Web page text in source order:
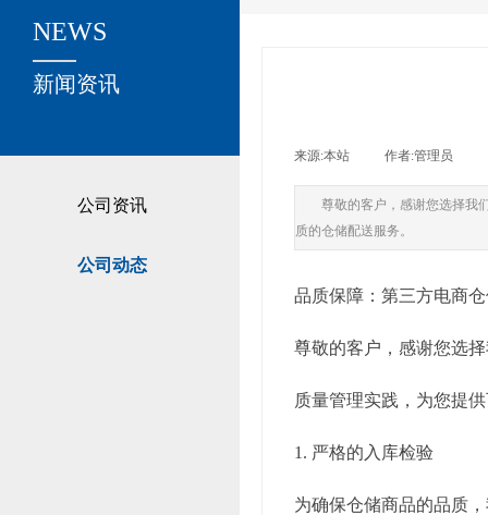
公司资讯
公司动态
关于我们
新闻资讯
NEWS
来源:本站 作者:管理员
尊敬的客户，感谢您选择我
质的仓储配送服务。
品质保障：第三方电商
尊敬的客户，感谢您选
质量管理实践，为您提
1. 严格的入库检验
为确保仓储商品的品质